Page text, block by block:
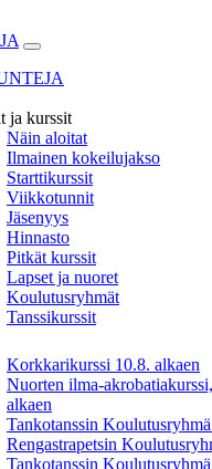
ja kurssit
Näin aloitat
Ilmainen kokeilujakso
Starttikurssit
Viikkotunnit
Jäsenyys
Hinnasto
Pitkät kurssit
Lapset ja nuoret
Koulutusryhmät
Tanssikurssit
Korkkarikurssi 10.8. alkaen
Nuorten ilma-
alkaen
Tankotanssin
Rengastrapetsin
Tankotanssin